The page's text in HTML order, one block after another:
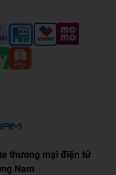
thương mại điện tử
Nam